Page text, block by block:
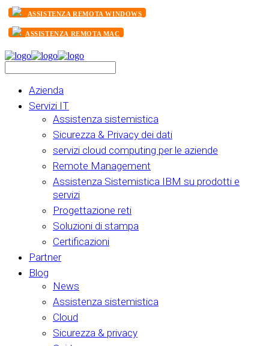
ASSISTENZA REMOTA WINDOWS
ASSISTENZA REMOTA MAC
Azienda
Servizi IT
Assistenza sistemistica
Sicurezza & Privacy dei dati
servizi cloud computing per le aziende
Remote Management
Assistenza Sistemistica IBM su prodotti e
servizi
Progettazione reti
Soluzioni di stampa
Certificazioni
Partner
Blog
News
Assistenza sistemistica
Cloud
Sicurezza & privacy